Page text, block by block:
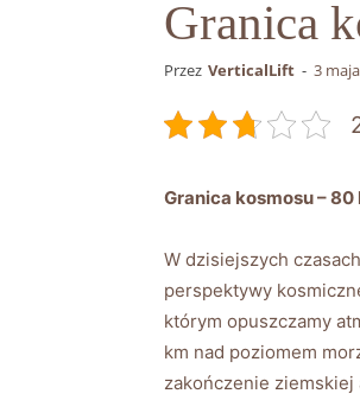
Granica
Przez VerticalLift - 3
Granica kosmosu –
W dzisiejszych
perspektywy
którym opuszczamy
km nad poziomem
zakończenie